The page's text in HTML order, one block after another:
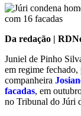
Da redação |
Juniel de Pinho
em regime
companheira
facadas, em
no Tribunal do Júri